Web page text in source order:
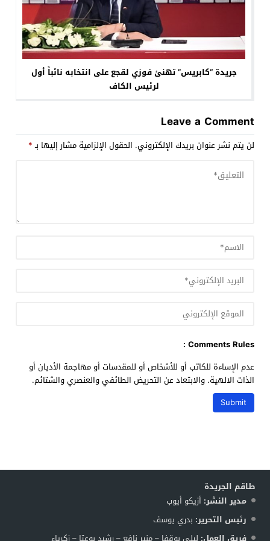
جريدة “كابريس” تهنئ فوزي لقجع على انتخابه نائباً أول
لرئيس الكاف
Leave a Comment
لن يتم نشر عنوان بريدك الإلكتروني. الحقول الإلزامية مشار إليها بـ*
Comments Rules :
عدم الإساءة للكاتب أو للأشخاص أو للمقدسات أو مهاجمة الأديان أو
الذات الالهية. والابتعاد عن التحريض الطائفي والعنصري والشتائم.
طاقم الجريدة
مدير النشر: أزيكو أيوب
رئيس التحرير: بدري يوسف